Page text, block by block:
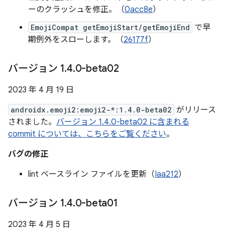
ーのクラッシュを修正。（0acc8e）
EmojiCompat getEmojiStart/getEmojiEnd で早
期例外をスローします。（26177f）
バージョン 1.4.0-beta02
2023 年 4 月 19 日
androidx.emoji2:emoji2-*:1.4.0-beta02 がリリース
されました。 バージョン 1.4.0-beta02 に含まれる
commit については、こちらをご覧ください。
バグの修正
lint ベースライン ファイルを更新（Iaa212）
バージョン 1.4.0-beta01
2023 年 4 月 5 日